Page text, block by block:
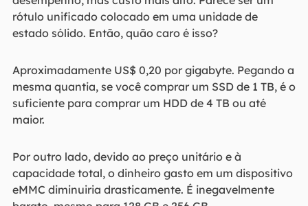
rótulo unificado colocado em uma unidade de
estado sólido. Então, quão caro é isso?
Aproximadamente US$ 0,20 por gigabyte. Pegando a
mesma quantia, se você comprar um SSD de 1 TB, é o
suficiente para comprar um HDD de 4 TB ou até
maior.
Por outro lado, devido ao preço unitário e à
capacidade total, o dinheiro gasto em um dispositivo
eMMC diminuiria drasticamente. É inegavelmente